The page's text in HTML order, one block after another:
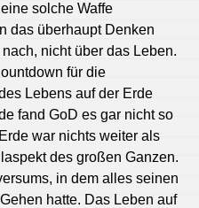
solche Waffe
das überhaupt Denken
nicht über das Leben.
für die
Lebens auf der Erde
fand GoD es gar nicht so
war nichts weiter als
des großen Ganzen.
in dem alles seinen
hatte. Das Leben auf